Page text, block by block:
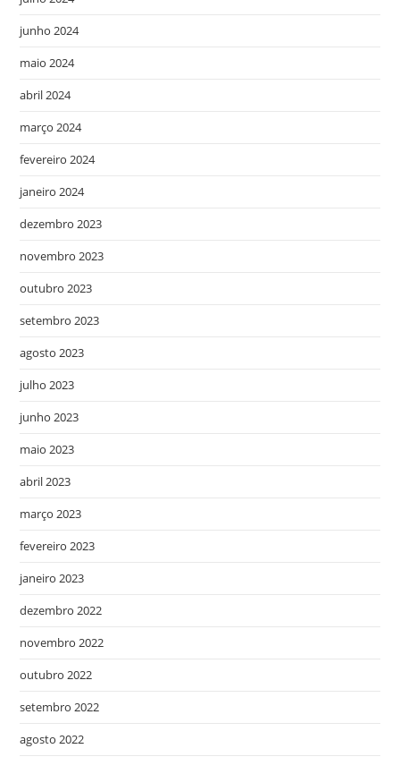
junho 2024
maio 2024
abril 2024
março 2024
fevereiro 2024
janeiro 2024
dezembro 2023
novembro 2023
outubro 2023
setembro 2023
agosto 2023
julho 2023
junho 2023
maio 2023
abril 2023
março 2023
fevereiro 2023
janeiro 2023
dezembro 2022
novembro 2022
outubro 2022
setembro 2022
agosto 2022